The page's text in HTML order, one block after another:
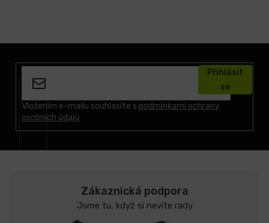
Vložením e-mailu souhlasíte s podmínkami ochrany
osobních údajů
Přihlásit
se
Zákaznická podpora
Jsme tu, když si nevíte rady